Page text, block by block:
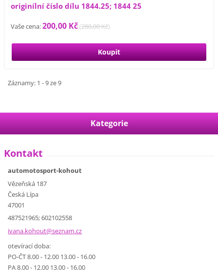
originílní číslo dílu 1844.25; 1844 25
Vaše cena:200,00 Kč(280,00 Kč)
Záznamy: 1 - 9 ze 9
Kategorie
Kontakt
automotosport-kohout
Vězeňská 187
Česká Lípa
47001
487521965; 602102558
ivana.kohout@seznam.cz
otevírací doba:
PO-ČT 8.00 - 12.00 13.00 - 16.00
PA 8.00 - 12.00 13.00 - 16.00